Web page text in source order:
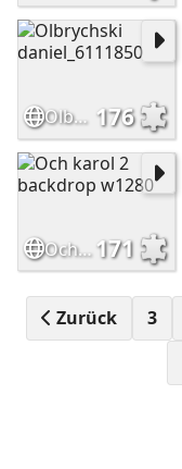
Olbrychski daniel_6111850 176
Och karol 2 backdrop w1280 171
Zurück 3